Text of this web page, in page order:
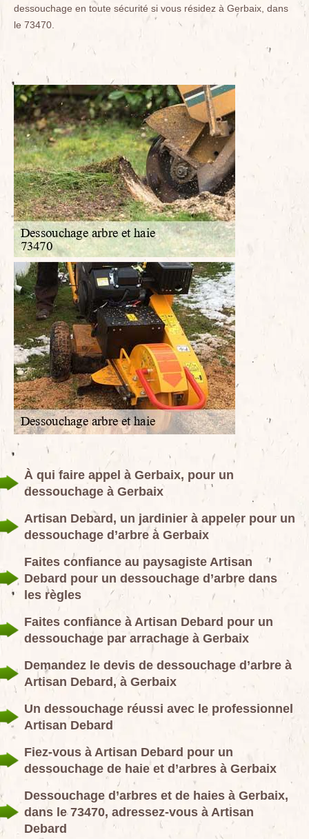
dessouchage en toute sécurité si vous résidez à Gerbaix, dans
le 73470.
À qui faire appel à Gerbaix, pour un
dessouchage à Gerbaix
Artisan Debard, un jardinier à appeler pour un
dessouchage d’arbre à Gerbaix
Faites confiance au paysagiste Artisan
Debard pour un dessouchage d’arbre dans
les règles
Faites confiance à Artisan Debard pour un
dessouchage par arrachage à Gerbaix
Demandez le devis de dessouchage d’arbre à
Artisan Debard, à Gerbaix
Un dessouchage réussi avec le professionnel
Artisan Debard
Fiez-vous à Artisan Debard pour un
dessouchage de haie et d’arbres à Gerbaix
Dessouchage d’arbres et de haies à Gerbaix,
dans le 73470, adressez-vous à Artisan
Debard